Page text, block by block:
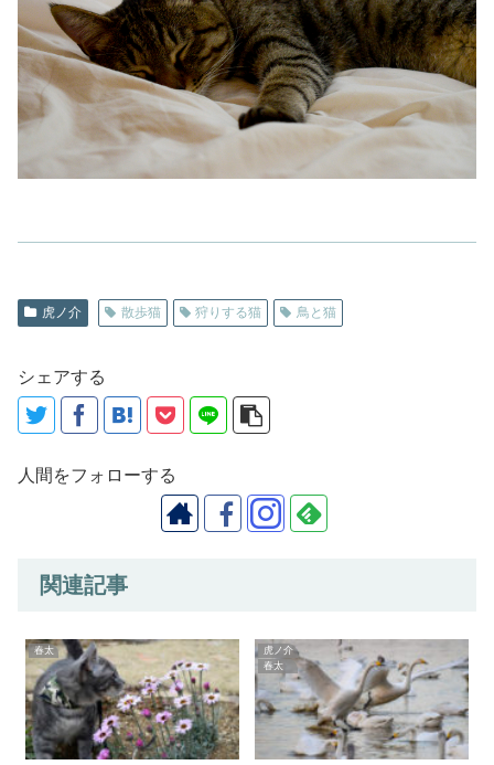
虎ノ介 散歩猫 狩りする猫 鳥と猫
シェアする
人間をフォローする
関連記事
春太
虎ノ介
春太